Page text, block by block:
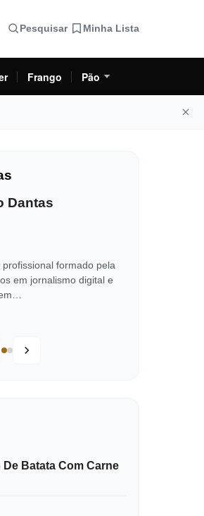
Pesquisar Minha Lista
Frango Pão
Dantas
formado pela
em jornalismo digital e
Batata Com Carne